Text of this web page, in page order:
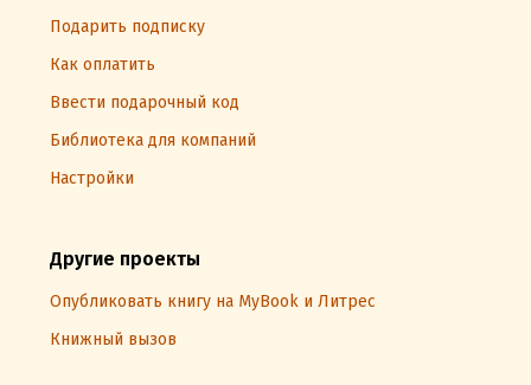
Подарить подписку
Как оплатить
Ввести подарочный код
Библиотека для компаний
Настройки
Другие проекты
Опубликовать книгу на MyBook и Литрес
Книжный вызов